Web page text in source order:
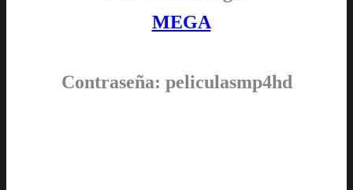
MEGA
Contraseña: peliculasmp4hd